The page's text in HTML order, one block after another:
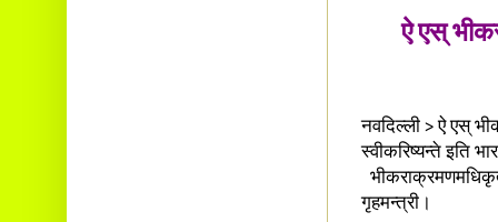
ऐ एस्
नवदिल्ली > ऐ एस्
स्वीकरिष्यन्ते इति
गृहमन्त्री।